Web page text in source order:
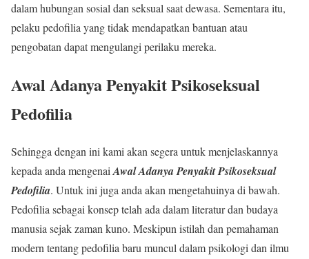
dalam hubungan sosial dan seksual saat dewasa. Sementara itu,
pelaku pedofilia yang tidak mendapatkan bantuan atau
pengobatan dapat mengulangi perilaku mereka.
Awal Adanya Penyakit Psikoseksual
Pedofilia
Sehingga dengan ini kami akan segera untuk menjelaskannya
kepada anda mengenaiAwal Adanya Penyakit Psikoseksual
Pedofilia. Untuk ini juga anda akan mengetahuinya di bawah.
Pedofilia sebagai konsep telah ada dalam literatur dan budaya
manusia sejak zaman kuno. Meskipun istilah dan pemahaman
modern tentang pedofilia baru muncul dalam psikologi dan ilmu